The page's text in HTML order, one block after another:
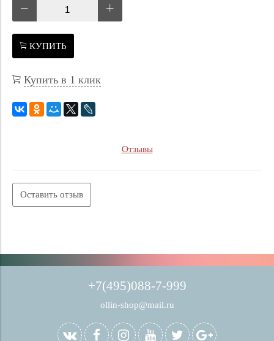
КУПИТЬ
Купить в 1 клик
Отзывы
Оставить отзыв
+7(495)088-7-999
ollin-shop@mail.ru